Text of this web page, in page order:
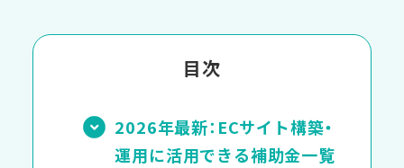
目次
2026年最新：ECサイト構築・
運用に活用できる補助金一覧